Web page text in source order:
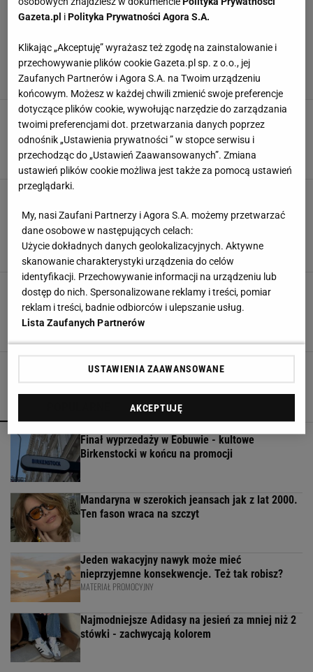
Wielka wyprzedaż kosmetyków najlepszych dla
pań 50+. Kwasy i retinol to pogromcy
zmarszczek, taniej nawet o 50%
Agata Zielińska,8 LISTOPADA 2025, 10:07
kultowych marek m.in.: Nuxe, Vichy, Eucerin,
Dermika kupisz nawet 40% taniej w Super-
Pharm
Agata Zielińska, 8 CZERWCA 2024, 13:25
Sekret pięknej skóry? Serum do twarzy to
niezastąpiona część codzienniej rutyny
urodowej!
Finał wyprzedaży w Eobuwie - kultowe
Birkenstocki w końcu na promocji
Mandaryna w szerokich jeansach jak z lat 2000.
Ten fason wraca na szczyt
Jeden wakacyjny nawyk może mieć
nieprzyjemne konsekwencje. Też tak robisz?
MATERIAŁ PROMOCYJNY
Najmodniejsze Adidasy na jesień za mniej niż 2
stówki - zachwycają kolorem
Gazeta.pl i Polityka Prywatności Agora S.A.
Klikając „Akceptuję” wyrażasz też zgodę na zainstalowanie i
przechowywanie plików cookie Gazeta.pl sp. z o.o., jej
Zaufanych Partnerów i Agora S.A. na Twoim urządzeniu
końcowym. Możesz w każdej chwili zmienić swoje preferencje
dotyczące plików cookie, wywołując narzędzie do zarządzania
twoimi preferencjami dot. przetwarzania danych poprzez
odnośnik „Ustawienia prywatności ” w stopce serwisu i
przechodząc do „Ustawień Zaawansowanych”. Zmiana
ustawień plików cookie możliwa jest także za pomocą ustawień
przeglądarki.
My, nasi Zaufani Partnerzy i Agora S.A. możemy przetwarzać
dane osobowe w następujących celach:
Użycie dokładnych danych geolokalizacyjnych. Aktywne
skanowanie charakterystyki urządzenia do celów
identyfikacji. Przechowywanie informacji na urządzeniu lub
dostęp do nich. Spersonalizowane reklamy i treści, pomiar
reklam i treści, badnie odbiorców i ulepszanie usług.
Lista Zaufanych Partnerów
USTAWIENIA ZAAWANSOWANE
AKCEPTUJĘ